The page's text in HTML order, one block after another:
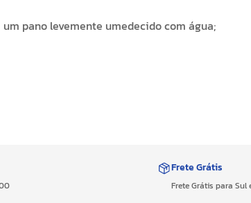
pano levemente umedecido com água;
Frete Grátis
Frete Grátis para Sul